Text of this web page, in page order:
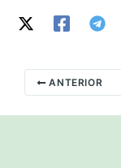
ANTERIOR